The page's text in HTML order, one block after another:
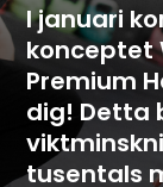
I januari
konceptet
Premium
dig! Detta
tusentals